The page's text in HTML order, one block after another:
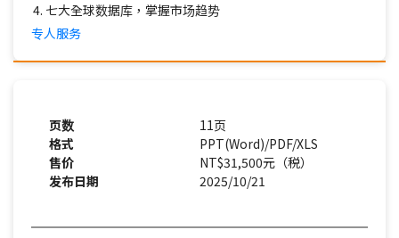
七大全球数据库，掌握市场趋势
专人服务
页数
11页
格式
PPT(Word)/PDF/XLS
售价
NT$31,500元（税）
发布日期
2025/10/21